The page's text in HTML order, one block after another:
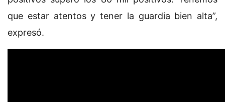
que estar atentos y tener la guardia bien alta”,
expresó.